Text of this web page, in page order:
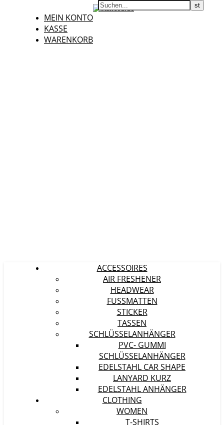
MEIN KONTO
KASSE
WARENKORB
ACCESSOIRES
AIR FRESHENER
HEADWEAR
FUSSMATTEN
STICKER
TASSEN
SCHLÜSSELANHÄNGER
PVC- GUMMI
SCHLÜSSELANHÄNGER
EDELSTAHL CAR SHAPE
LANYARD KURZ
EDELSTAHL ANHÄNGER
CLOTHING
WOMEN
T-SHIRTS